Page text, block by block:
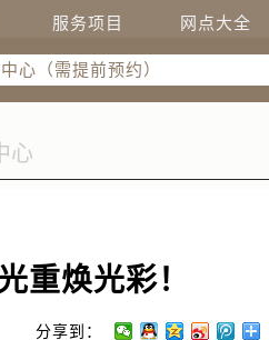
服务项目 网点大全
（需提前预约）
务中心（需提前预约）
心（需提前预约）
重焕光彩！
分享到：